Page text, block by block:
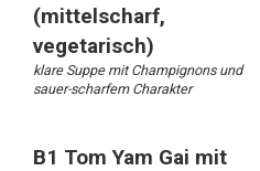
(mittelscharf,
vegetarisch)
klare Suppe mit Champignons und
sauer-scharfem Charakter
B1 Tom Yam Gai mit